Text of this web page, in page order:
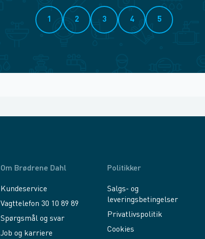
1 2 3 4 5
Om Brødrene Dahl
Kundeservice
Vagttelefon 30 10 89 89
Spørgsmål og svar
Job og karriere
Politikker
Salgs- og
leveringsbetingelser
Privatlivspolitik
Cookies